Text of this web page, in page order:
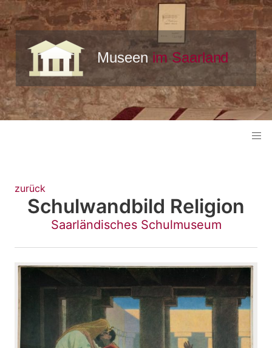
zurück
Schulwandbild Religion
Saarländisches Schulmuseum